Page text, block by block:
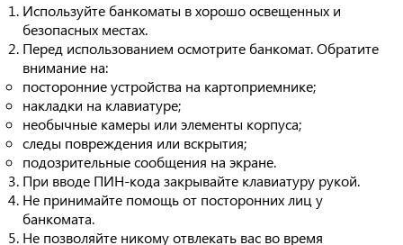
Используйте банкоматы в хорошо освещенных и
безопасных местах.
Перед использованием осмотрите банкомат. Обратите
внимание на:
посторонние устройства на картоприемнике;
накладки на клавиатуре;
необычные камеры или элементы корпуса;
следы повреждения или вскрытия;
подозрительные сообщения на экране.
При вводе ПИН-кода закрывайте клавиатуру рукой.
Не принимайте помощь от посторонних лиц у
банкомата.
Не позволяйте никому отвлекать вас во время